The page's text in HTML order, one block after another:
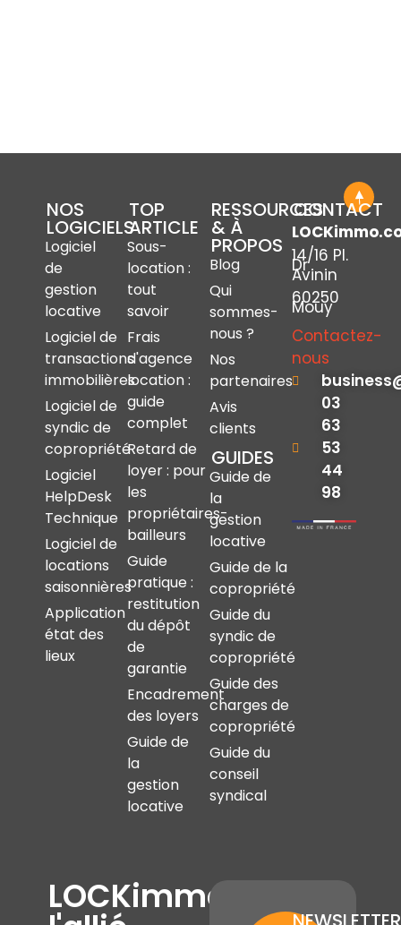
NOS
LOGICIELS
Logiciel
de
gestion
locative
Logiciel de
transactions
immobilières
Logiciel de
syndic de
copropriété
Logiciel
HelpDesk
Technique
Logiciel de
locations
saisonnières
Application
état des
lieux
TOP
ARTICLE
Sous-
location :
tout
savoir
Frais
d'agence
location :
guide
complet
Retard de
loyer : pour
les
propriétaires-
bailleurs
Guide
pratique :
restitution
du dépôt
de
garantie
Encadrement
des loyers
Guide de
la
gestion
locative
RESSOURCES
& À
PROPOS
Blog
Qui
sommes-
nous ?
Nos
partenaires
Avis
clients
GUIDES
Guide de
la
gestion
locative
Guide de la
copropriété
Guide du
syndic de
copropriété
Guide des
charges de
copropriété
Guide du
conseil
syndical
CONTACT
14/16 Pl.
Dr
Avinin
60250
Mouy
Contactez-
nous
03
63
53
44
98
LOCKimmo,